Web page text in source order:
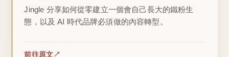
Jingle 分享如何從零建立一個會自己長大的鐵粉生
態，以及 AI 時代品牌必須做的內容轉型。
前往原文